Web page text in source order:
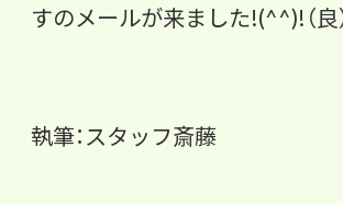
すのメールが来ました!(^^)!（良
執筆：スタッフ斎藤